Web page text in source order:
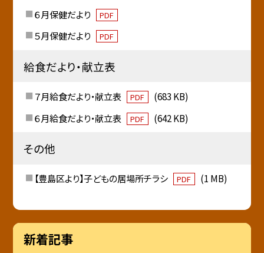
６月保健だより
PDF
５月保健だより PDF
給食だより・献立表
７月給食だより・献立表 PDF
(683 KB)
６月給食だより・献立表
PDF (642 KB)
その他
【豊島区より】子どもの居場所チラシ PDF (1 MB)
新着記事